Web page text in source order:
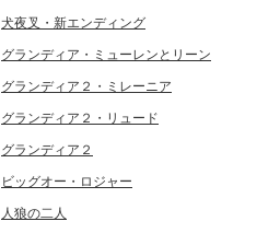
犬夜叉・新エンディング
グランディア・ミューレンとリーン
グランディア２・ミレーニア
グランディア２・リュード
グランディア２
ビッグオー・ロジャー
人狼の二人